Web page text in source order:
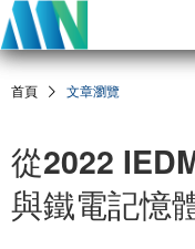
首頁 文章瀏覽
從2022
與鐵電記憶